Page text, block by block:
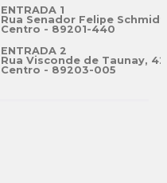
ENTRADA 1
Rua Senador Felipe
Centro - 89201-440
ENTRADA 2
Rua Visconde de Taunay,
Centro - 89203-005